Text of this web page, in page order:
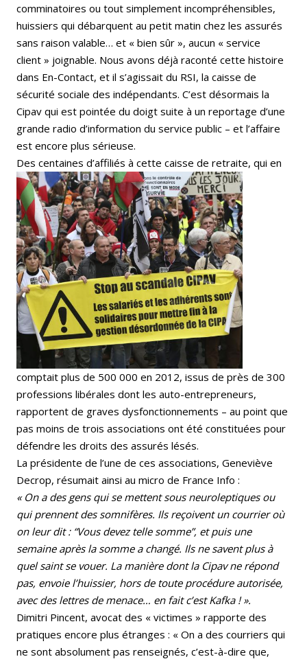
comminatoires ou tout simplement incompréhensibles,
huissiers qui débarquent au petit matin chez les assurés
sans raison valable… et « bien sûr », aucun « service
client » joignable. Nous avons déjà raconté cette histoire
dans En-Contact, et il s’agissait du RSI, la caisse de
sécurité sociale des indépendants. C’est désormais la
Cipav qui est pointée du doigt suite à un reportage d’une
grande radio d’information du service public – et l’affaire
est encore plus sérieuse.
Des centaines d’affiliés à cette caisse de retraite, qui en
comptait plus de 500 000 en 2012, issus de près de 300
professions libérales dont les auto-entrepreneurs,
rapportent de graves dysfonctionnements – au point que
pas moins de trois associations ont été constituées pour
défendre les droits des assurés lésés.
La présidente de l’une de ces associations, Geneviève
Decrop, résumait ainsi au micro de France Info :
« On a des gens qui se mettent sous neuroleptiques ou
qui prennent des somnifères. Ils reçoivent un courrier où
on leur dit : “Vous devez telle somme”, et puis une
semaine après la somme a changé. Ils ne savent plus à
quel saint se vouer. La manière dont la Cipav ne répond
pas, envoie l’huissier, hors de toute procédure autorisée,
avec des lettres de menace… en fait c’est Kafka ! ».
Dimitri Pincent, avocat des « victimes » rapporte des
pratiques encore plus étranges : « On a des courriers qui
ne sont absolument pas renseignés, c’est-à-dire que,